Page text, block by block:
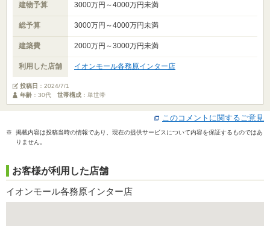
建物予算 3000万円～4000万円未満
総予算 3000万円～4000万円未満
建築費 2000万円～3000万円未満
利用した店舗 イオンモール各務原インター店
投稿日 ： 2024/7/1
年齢 ：30代 世帯構成 ：単世帯
このコメントに関するご意見
※ 掲載内容は投稿当時の情報であり、現在の提供サービスについて内容を保証するものではあ
りません。
お客様が利用した店舗
イオンモール各務原インター店